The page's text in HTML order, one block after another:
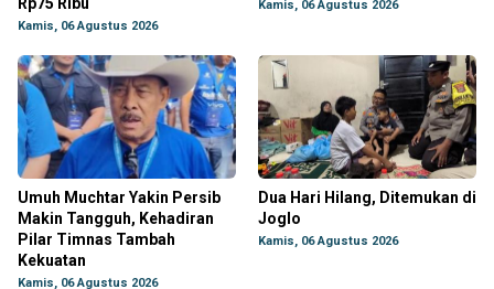
Kamis, 06 Agustus 2026
Kamis, 06 Agustus 2026
Umuh Muchtar Yakin Persib
Makin Tangguh, Kehadiran
Pilar Timnas Tambah
Kekuatan
Kamis, 06 Agustus 2026
Dua Hari Hilang, Ditemukan di
Joglo
Kamis, 06 Agustus 2026